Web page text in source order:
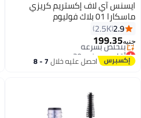
6
ايسنس آي لاف إكستريم كريزي
ماسكارا 01 بلاك فوليوم
2.9
2.5K
جنيه199.35
أقل سعر في 30 يوم
توصيل مجاني
بتخلّص بسرعة
احصل عليه خلال 7 - 8